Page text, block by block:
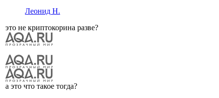
Леонид Н.
это не криптокорина разве?
а это что такое тогда?